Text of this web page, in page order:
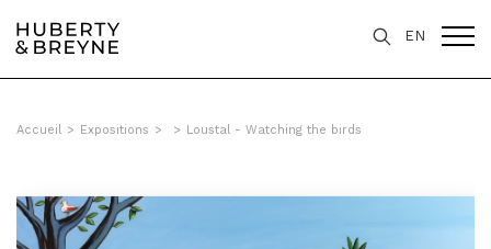
EN
Accueil > Expositions > > Loustal - Watching the birds